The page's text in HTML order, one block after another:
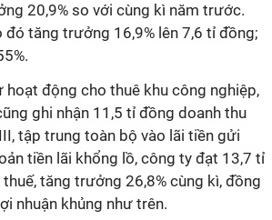
20,9% so với cùng kì năm trước.
đó tăng trưởng 16,9% lên 7,6 tỉ đồng;
hoạt động cho thuê khu công nghiệp,
ghi nhận 11,5 tỉ đồng doanh thu
tập trung toàn bộ vào lãi tiền gửi
tiền lãi khổng lồ, công ty đạt 13,7 tỉ
tăng trưởng 26,8% cùng kì, đồng
nhuận khủng như trên.